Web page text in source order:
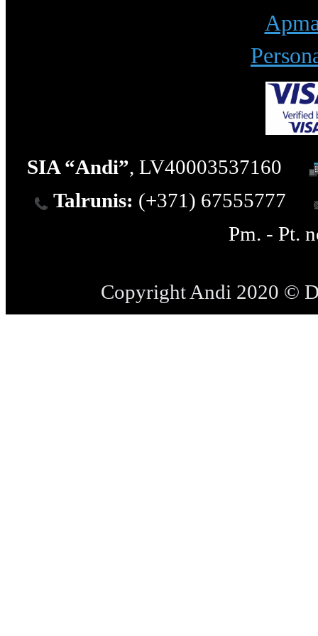
SIA “Andi”, LV40003537160
Talrunis: (+371) 67555777
Pm. - Pt.
Copyright Andi 2020 ©